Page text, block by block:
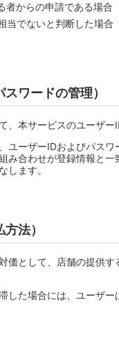
者からの申請である場合
当でないと判断した場合
ワードの管理）
、本サービスのユーザー
ユーザーIDおよびパス
み合わせが登録情報と
します。
法）
価として、店舗の提供
した場合には、ユーザ